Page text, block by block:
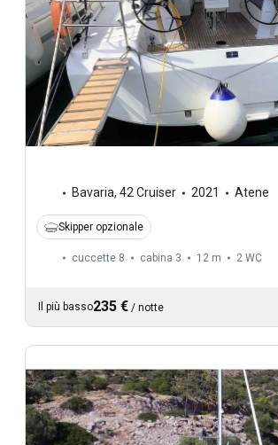
Bavaria, 42 Cruiser 2021 Atene
Skipper opzionale
cuccette 8 cabina 3 12 m 2 WC
Il più basso235 € / notte